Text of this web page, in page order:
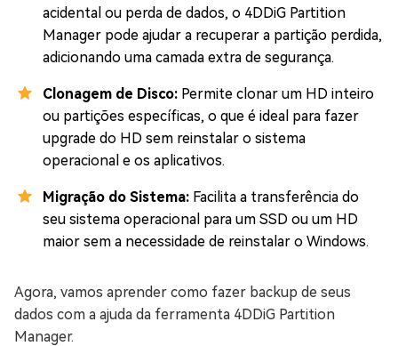
acidental ou perda de dados, o 4DDiG Partition
Manager pode ajudar a recuperar a partição perdida,
adicionando uma camada extra de segurança.
Clonagem de Disco: Permite clonar um HD inteiro
ou partições específicas, o que é ideal para fazer
upgrade do HD sem reinstalar o sistema
operacional e os aplicativos.
Migração do Sistema: Facilita a transferência do
seu sistema operacional para um SSD ou um HD
maior sem a necessidade de reinstalar o Windows.
Agora, vamos aprender como fazer backup de seus
dados com a ajuda da ferramenta 4DDiG Partition
Manager.